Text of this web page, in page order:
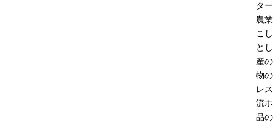
タ
農
こ
と
産
物
レ
流
品